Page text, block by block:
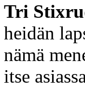
Tri
heidän
nämä
itse